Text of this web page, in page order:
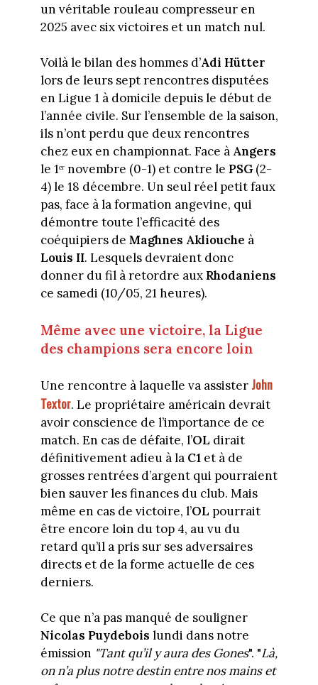
un véritable rouleau compresseur en
2025 avec six victoires et un match nul.
Voilà le bilan des hommes d’Adi Hütter
lors de leurs sept rencontres disputées
en Ligue 1 à domicile depuis le début de
l’année civile. Sur l’ensemble de la saison,
ils n’ont perdu que deux rencontres
chez eux en championnat. Face à Angers
le 1ᵉʳ novembre (0-1) et contre le PSG(2-
4) le 18 décembre. Un seul réel petit faux
pas, face à la formation angevine, qui
démontre toute l’efficacité des
coéquipiers de Maghnes Akliouche à
Louis II. Lesquels devraient donc
donner du fil à retordre aux Rhodaniens
ce samedi (10/05, 21 heures).
Même avec une victoire, la Ligue
des champions sera encore loin
Une rencontre à laquelle va assister John
Textor. Le propriétaire américain devrait
avoir conscience de l’importance de ce
match. En cas de défaite, l’OL dirait
définitivement adieu à la C1 et à de
grosses rentrées d’argent qui pourraient
bien sauver les finances du club. Mais
même en cas de victoire, l’OL pourrait
être encore loin du top 4, au vu du
retard qu’il a pris sur ses adversaires
directs et de la forme actuelle de ces
derniers.
Ce que n’a pas manqué de souligner
Nicolas Puydebois lundi dans notre
émission "Tant qu’il y aura des Gones". "Là,
on n’a plus notre destin entre nos mains et